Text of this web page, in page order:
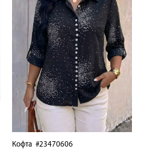
Кофта #23470606